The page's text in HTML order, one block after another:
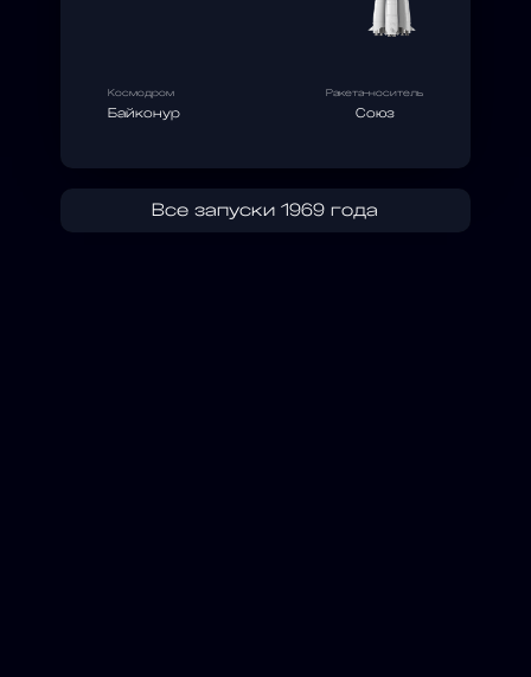
Космодром
Байконур
Ракета-носитель
Союз
Все запуски 1969 года